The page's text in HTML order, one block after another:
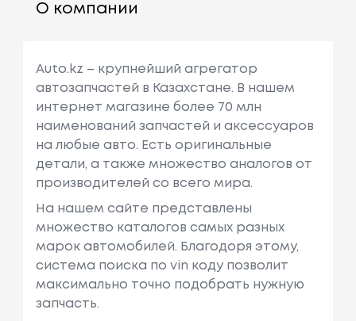
О компании
Auto.kz – крупнейший агрегатор
автозапчастей в Казахстане. В нашем
интернет магазине более 70 млн
наименований запчастей и аксессуаров
на любые авто. Есть оригинальные
детали, а также множество аналогов от
производителей со всего мира.
На нашем сайте представлены
множество каталогов самых разных
марок автомобилей. Благодоря этому,
система поиска по vin коду позволит
максимально точно подобрать нужную
запчасть.